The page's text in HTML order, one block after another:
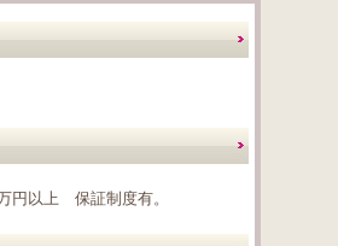
円以上 保証制度有。